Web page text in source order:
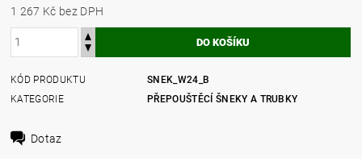
1 267 Kč bez DPH
KÓD PRODUKTU
SNEK_W24_B
KATEGORIE
PŘEPOUŠTĚCÍ ŠNEKY A TRUBKY
Dotaz